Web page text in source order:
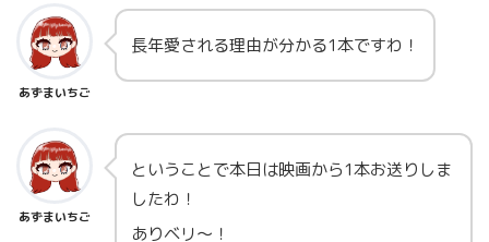
あずまいちご
長年愛される理由が分かる1本ですわ！
あずまいちご
ということで本日は映画から1本お送りしま
したわ！
ありベリ～！